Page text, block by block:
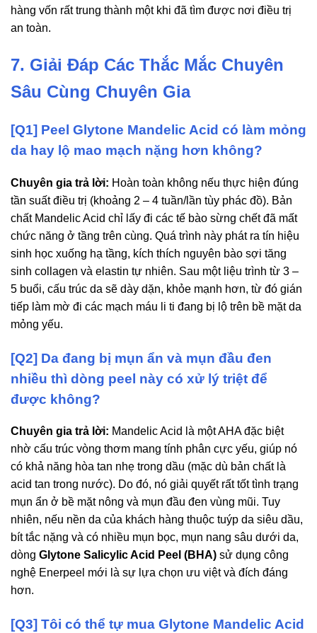
hàng vốn rất trung thành một khi đã tìm được nơi điều trị
an toàn.
7. Giải Đáp Các Thắc Mắc Chuyên
Sâu Cùng Chuyên Gia
[Q1] Peel Glytone Mandelic Acid có làm mỏng
da hay lộ mao mạch nặng hơn không?
Chuyên gia trả lời: Hoàn toàn không nếu thực hiện đúng
tần suất điều trị (khoảng 2 – 4 tuần/lần tùy phác đồ). Bản
chất Mandelic Acid chỉ lấy đi các tế bào sừng chết đã mất
chức năng ở tầng trên cùng. Quá trình này phát ra tín hiệu
sinh học xuống hạ tầng, kích thích nguyên bào sợi tăng
sinh collagen và elastin tự nhiên. Sau một liệu trình từ 3 –
5 buổi, cấu trúc da sẽ dày dặn, khỏe mạnh hơn, từ đó gián
tiếp làm mờ đi các mạch máu li ti đang bị lộ trên bề mặt da
mỏng yếu.
[Q2] Da đang bị mụn ẩn và mụn đầu đen
nhiều thì dòng peel này có xử lý triệt để
được không?
Chuyên gia trả lời: Mandelic Acid là một AHA đặc biệt
nhờ cấu trúc vòng thơm mang tính phân cực yếu, giúp nó
có khả năng hòa tan nhẹ trong dầu (mặc dù bản chất là
acid tan trong nước). Do đó, nó giải quyết rất tốt tình trạng
mụn ẩn ở bề mặt nông và mụn đầu đen vùng mũi. Tuy
nhiên, nếu nền da của khách hàng thuộc tuýp da siêu dầu,
bít tắc nặng và có nhiều mụn bọc, mụn nang sâu dưới da,
dòng Glytone Salicylic Acid Peel (BHA) sử dụng công
nghệ Enerpeel mới là sự lựa chọn ưu việt và đích đáng
hơn.
[Q3] Tôi có thể tự mua Glytone Mandelic Acid